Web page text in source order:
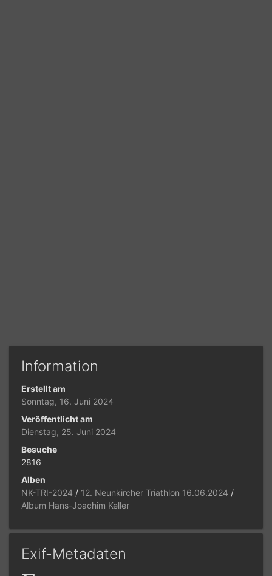
Information
Erstellt am
Sonntag, 16. Juni 2024
Veröffentlicht am
Dienstag, 25. Juni 2024
Besuche
2816
Alben
NK-TRI-2024 / 12. Neunkircher Triathlon 16.06.2024 /
Album Hans-Joachim Keller
Exif-Metadaten